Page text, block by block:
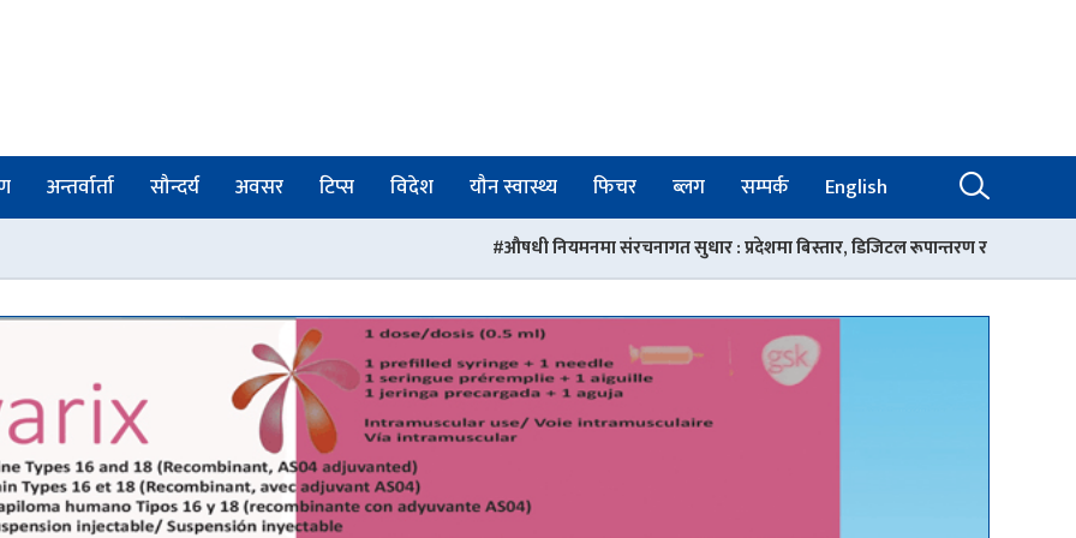
अन्तर्वार्ता सौन्दर्य अवसर टिप्स विदेश यौन स्वास्थ्य फिचर ब्लग सम्पर्क English
औषधी नियमनमा संरचनागत सुधार : प्रदेशमा बिस्तार, डिजिटल रूपान्तरण र गुणस्तरको आधार रोकिएन